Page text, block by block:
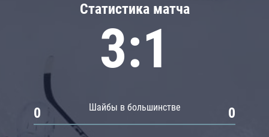
Статистика матча
3:1
Шайбы в большинстве
0 0